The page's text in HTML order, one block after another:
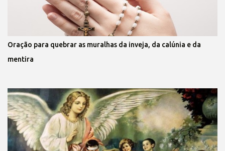
Oração para quebrar as muralhas da inveja, da calúnia e da
mentira